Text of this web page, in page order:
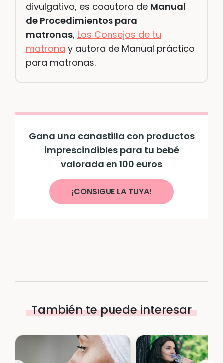
divulgativo, es coautora de Manual
de Procedimientos para
matronas, Los Consejos de tu
matrona y autora de Manual práctico
para matronas.
Gana una canastilla con productos
imprescindibles para tu bebé
valorada en 100 euros
¡CONSIGUE LA TUYA!
También te puede interesar